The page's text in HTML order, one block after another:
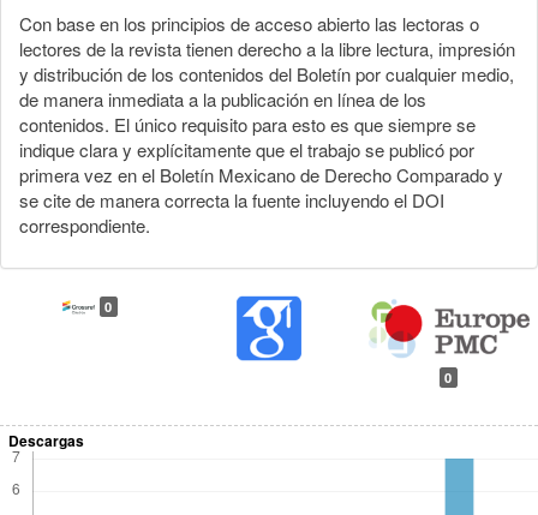
Con base en los principios de acceso abierto las lectoras o
lectores de la revista tienen derecho a la libre lectura, impresión
y distribución de los contenidos del Boletín por cualquier medio,
de manera inmediata a la publicación en línea de los
contenidos. El único requisito para esto es que siempre se
indique clara y explícitamente que el trabajo se publicó por
primera vez en el Boletín Mexicano de Derecho Comparado y
se cite de manera correcta la fuente incluyendo el DOI
correspondiente.
0
0
Descargas